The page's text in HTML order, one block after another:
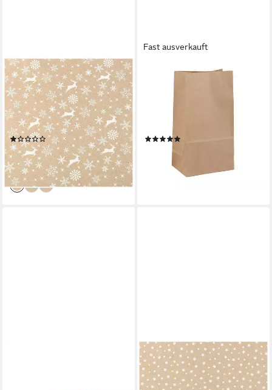
MADDMA
Geschenkpapier 1 Rolle
Geschenkpapier für
Weihnachten natur 0,7x2m
Dekopapier, Weihnachten 1
(2)
2,78 €
(1,99 €/ 1 qm)
lieferbar - in 3-4 Werktagen bei dir
Fast ausverkauft
MADDMA
Papiertüten aus Kraftpapier,
24,72 €
(0,49 €/ 1 Stk)
lieferbar - in 3-4 Werktagen bei dir
MADDMA
Geschenkpapier 3 Rolle
Geschenkpapier für